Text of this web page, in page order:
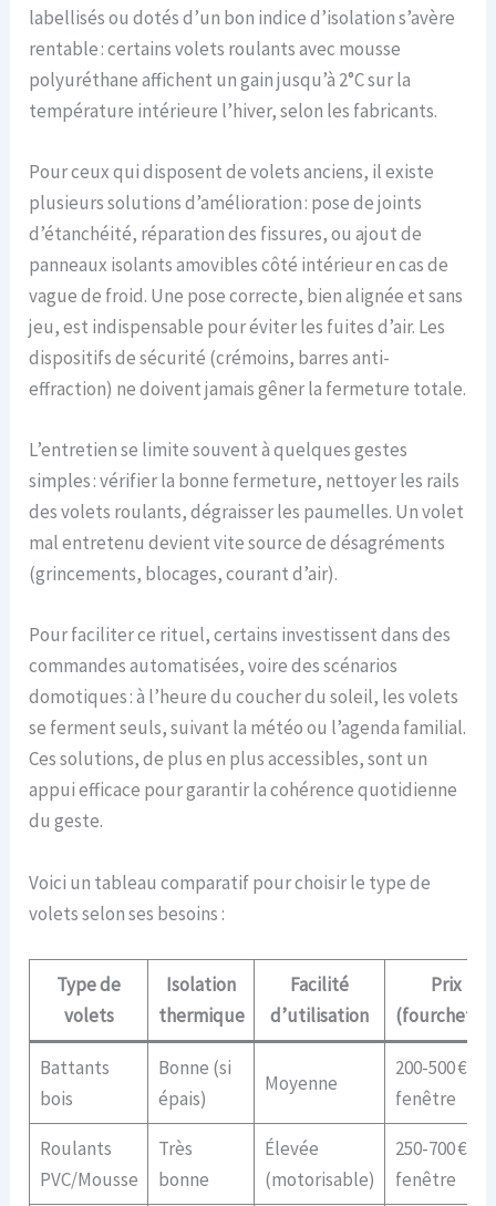
labellisés ou dotés d’un bon indice d’isolation s’avère
rentable : certains volets roulants avec mousse
polyuréthane affichent un gain jusqu’à 2°C sur la
température intérieure l’hiver, selon les fabricants.
Pour ceux qui disposent de volets anciens, il existe
plusieurs solutions d’amélioration : pose de joints
d’étanchéité, réparation des fissures, ou ajout de
panneaux isolants amovibles côté intérieur en cas de
vague de froid. Une pose correcte, bien alignée et sans
jeu, est indispensable pour éviter les fuites d’air. Les
dispositifs de sécurité (crémoins, barres anti-
effraction) ne doivent jamais gêner la fermeture totale.
L’entretien se limite souvent à quelques gestes
simples : vérifier la bonne fermeture, nettoyer les rails
des volets roulants, dégraisser les paumelles. Un volet
mal entretenu devient vite source de désagréments
(grincements, blocages, courant d’air).
Pour faciliter ce rituel, certains investissent dans des
commandes automatisées, voire des scénarios
domotiques : à l’heure du coucher du soleil, les volets
se ferment seuls, suivant la météo ou l’agenda familial.
Ces solutions, de plus en plus accessibles, sont un
appui efficace pour garantir la cohérence quotidienne
du geste.
Voici un tableau comparatif pour choisir le type de
volets selon ses besoins :
Type de
volets
Isolation
thermique
Facilité
d’utilisation
Prix
(fourchette)
Battants
bois
Bonne (si
épais)
Moyenne
200-500 € /
fenêtre
Roulants
PVC/Mousse
Très
bonne
Élevée
(motorisable)
250-700 € /
fenêtre